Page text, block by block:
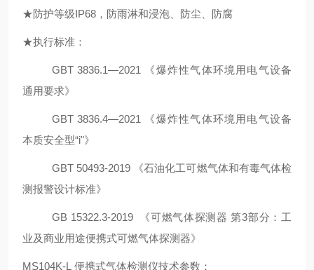
★防护等级IP68， 防雨淋和浸泡、防尘 防腐
★执行标准：
GBT 3836.1—2021
《爆炸性气体环境用电气设备
通用要求》
GBT 3836.4—2021
《爆炸性气体环境用电气设备
本质安全型“i"》
GBT 50493-2019 《石油化工可燃气体和有毒气体检
测报警设计标准》
GB 15322.3-2019 《可燃气体探测器 第3部分：工
业及商业用途便携式可燃气体探测器》
MS104K-L 便携式气体检测仪技术参数：